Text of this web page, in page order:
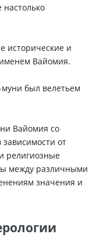
настолько
исторические и
Вайомия.
был велетьем
Вайомия со
от
религиозные
между различными
значения и